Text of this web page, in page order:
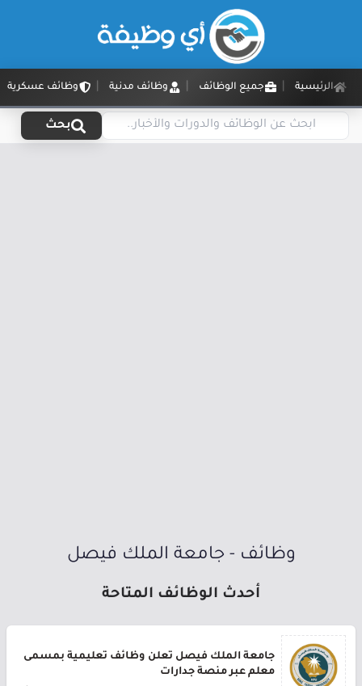
الرئيسية جميع الوظائف وظائف مدنية وظائف عسكرية
بحث
وظائف - جامعة الملك فيصل
أحدث الوظائف المتاحة
جامعة الملك فيصل تعلن وظائف تعليمية بمسمى
معلم عبر منصة جدارات